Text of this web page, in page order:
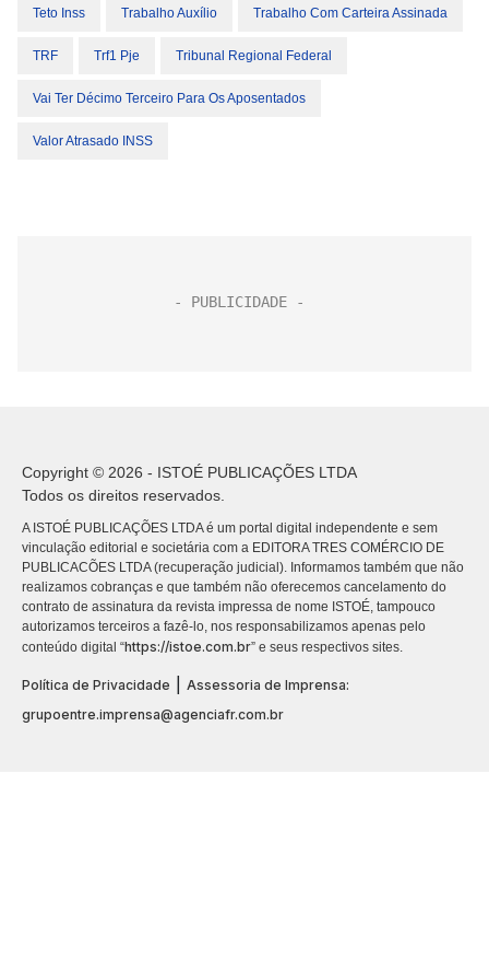
Teto Inss Trabalho Auxílio Trabalho Com Carteira Assinada
TRF Trf1 Pje Tribunal Regional Federal
Vai Ter Décimo Terceiro Para Os Aposentados
Valor Atrasado INSS
Copyright © 2026 - ISTOÉ PUBLICAÇÕES LTDA
Todos os direitos reservados.
A ISTOÉ PUBLICAÇÕES LTDA é um portal digital independente e sem
vinculação editorial e societária com a EDITORA TRES COMÉRCIO DE
PUBLICACÕES LTDA (recuperação judicial). Informamos também que não
realizamos cobranças e que também não oferecemos cancelamento do
contrato de assinatura da revista impressa de nome ISTOÉ, tampouco
autorizamos terceiros a fazê-lo, nos responsabilizamos apenas pelo
conteúdo digital “https://istoe.com.br” e seus respectivos sites.
Política de Privacidade
Assessoria de Imprensa:
grupoentre.imprensa@agenciafr.com.br